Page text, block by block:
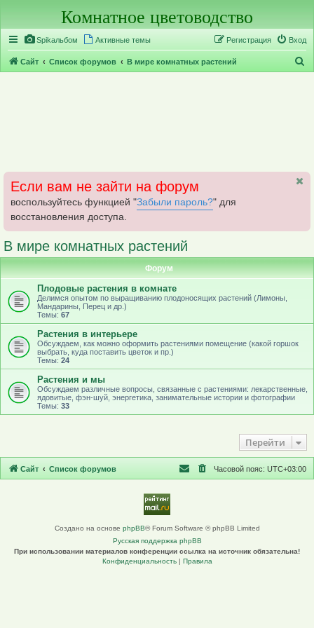
Комнатное цветоводство
Spikальбом Активные темы Вход
Регистрация
Сайт Список форумов В мире комнатных растений
Если вам не зайти на форум
воспользуйтесь функцией "Забыли пароль?" для
восстановления доступа.
В мире комнатных растений
Форум
Плодовые растения в комнате
Делимся опытом по выращиванию плодоносящих растений (Лимоны,
Мандарины, Перец и др.)
Темы: 67
Растения в интерьере
Обсуждаем, как можно оформить растениями помещение (какой горшок
выбрать, куда поставить цветок и пр.)
Темы: 24
Растения и мы
Обсуждаем различные вопросы, связанные с растениями: лекарственные,
ядовитые, фэн-шуй, энергетика, занимательные истории и фотографии
Темы: 33
Перейти
Сайт Список форумов Часовой пояс: UTC+03:00
Создано на основе phpBB® Forum Software © phpBB Limited
Русская поддержка phpBB
При использовании материалов конференции ссылка на источник обязательна!
Конфиденциальность| Правила